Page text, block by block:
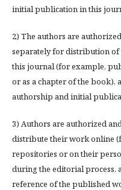
initial publication in this
2) The authors are
separately for distribution
this journal (for example,
or as a chapter of the book),
authorship and initial
3) Authors are authorized
distribute their work online
repositories or on their
during the editorial process,
reference of the published